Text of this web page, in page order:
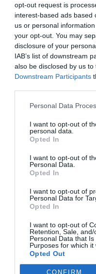
opt-out request is
interest-based ads based
us or personal
your opt-out. You may
disclosure of your
IAB’s list of downstream
also be disclosed by us
Downstream Participants
Personal Data
I want to opt-out of
personal data.
Opted In
I want to opt-out of
Personal Data.
Opted In
I want to opt-out of
Personal Data for
Opted In
I want to opt-out of
Retention, Sale,
Personal Data that
Purposes for which it
Opted Out
CONFIRM